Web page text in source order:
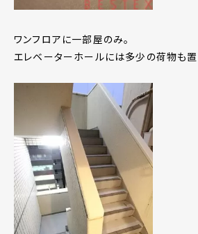
ワンフロアに一部屋のみ。
エレベーターホールには多少の荷物も置